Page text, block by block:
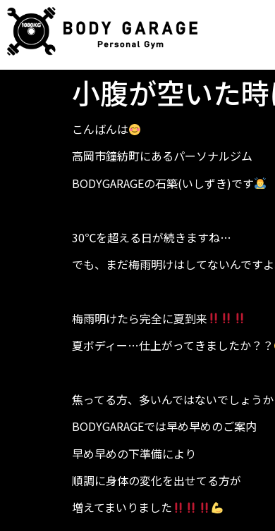
小腹が空いた
こんばんは
高岡市鐘紡町にあるパーソナルジム
BODYGARAGEの石築(いしずき)です
30℃を超える日が続きますね…
でも、まだ梅雨明けはしてないんです
梅雨明けたら完全に夏到来
夏ボディー…仕上がってきましたか？？
焦ってる方、多いんではないでしょうか
BODYGARAGEでは早め早めのご案内
早め早めの下準備により
順調に身体の変化を出せてる方が
増えてまいりました